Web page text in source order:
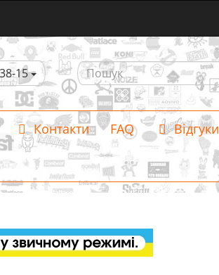
15
Контакти FAQ Відгуки